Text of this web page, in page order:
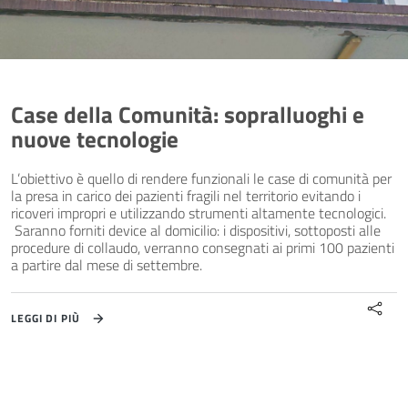
Case della Comunità: sopralluoghi e
nuove tecnologie
L’obiettivo è quello di rendere funzionali le case di comunità per
la presa in carico dei pazienti fragili nel territorio evitando i
ricoveri impropri e utilizzando strumenti altamente tecnologici.
Saranno forniti device al domicilio: i dispositivi, sottoposti alle
procedure di collaudo, verranno consegnati ai primi 100 pazienti
a partire dal mese di settembre.
LEGGI DI PIÙ